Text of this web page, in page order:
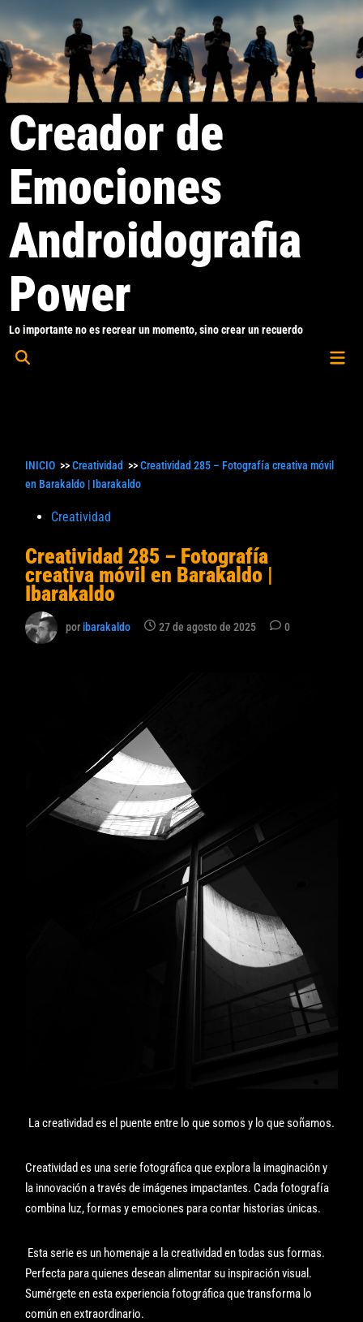
al
contenido
Creador de
Emociones
Androidografia
Power
Lo importante no es recrear un momento, sino crear un recuerdo
Abrir
INICIO >>Creatividad >>Creatividad 285 – Fotografía creativa móvil
en Barakaldo | Ibarakaldo
Publicado
Creatividad
Creatividad 285 – Fotografía
creativa móvil en Barakaldo |
Ibarakaldo
poribarakaldo 27 de agosto de 2025 0
La creatividad es el puente entre lo que somos y lo que soñamos.
Creatividad es una serie fotográfica que explora la imaginación y
la innovación a través de imágenes impactantes. Cada fotografía
combina luz, formas y emociones para contar historias únicas.
Esta serie es un homenaje a la creatividad en todas sus formas.
Perfecta para quienes desean alimentar su inspiración visual.
Sumérgete en esta experiencia fotográfica que transforma lo
común en extraordinario.